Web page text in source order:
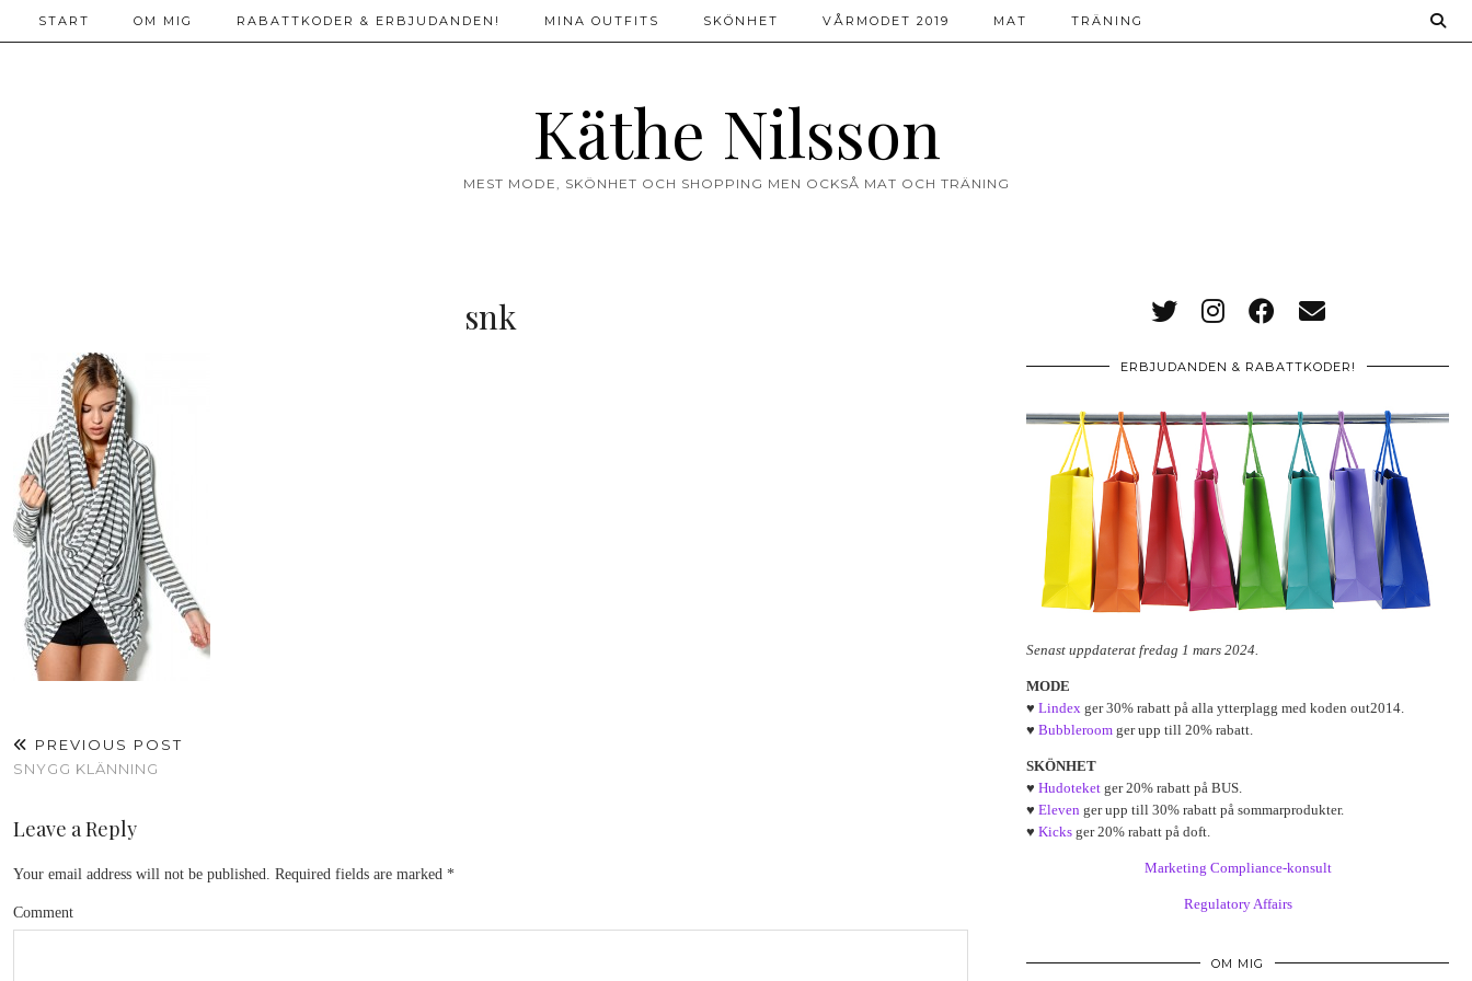
Käthe Nilsson
MEST MODE, SKÖNHET OCH SHOPPING MEN OCKSÅ MAT OCH TRÄNING
START OM MIG RABATTKODER & ERBJUDANDEN! MINA OUTFITS SKÖNHET VÅRMODET 2019 MAT TRÄNING
snk
PREVIOUS POST
SNYGG KLÄNNING
Leave a Reply
Your email address will not be published. Required fields are marked *
Comment
ERBJUDANDEN & RABATTKODER!
Senast uppdaterat fredag 1 mars 2024.
MODE
♥ Lindex ger 30% rabatt på alla ytterplagg med koden out2014.
♥ Bubbleroom ger upp till 20% rabatt.
SKÖNHET
♥ Hudoteket ger 20% rabatt på BUS.
♥ Eleven ger upp till 30% rabatt på sommarprodukter.
♥ Kicks ger 20% rabatt på doft.
Marketing Compliance-konsult
Regulatory Affairs
OM MIG